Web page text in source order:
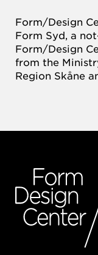
Form/Design
Form Syd, a
Form/Design
from the
Region Skåne